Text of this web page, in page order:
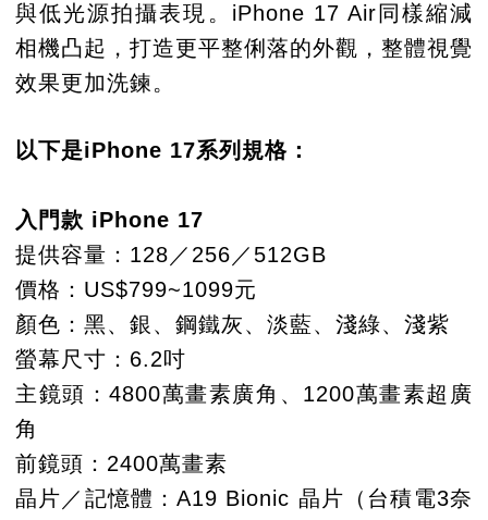
與低光源拍攝表現。iPhone 17 Air同樣縮減
相機凸起，打造更平整俐落的外觀，整體視覺
效果更加洗鍊。
以下是iPhone 17系列規格：
入門款 iPhone 17
提供容量：128／256／512GB
價格：US$799~1099元
顏色：黑、銀、鋼鐵灰、淡藍、淺綠、淺紫
螢幕尺寸：6.2吋
主鏡頭：4800萬畫素廣角、1200萬畫素超廣
角
前鏡頭：2400萬畫素
晶片／記憶體：A19 Bionic 晶片（台積電3奈